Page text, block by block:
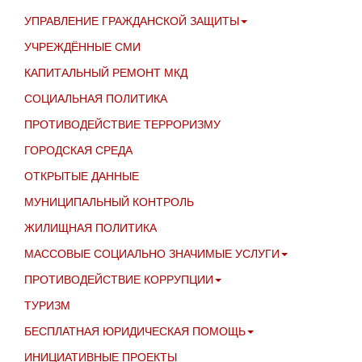
УПРАВЛЕНИЕ ГРАЖДАНСКОЙ ЗАЩИТЫ
УЧРЕЖДЁННЫЕ СМИ
КАПИТАЛЬНЫЙ РЕМОНТ МКД
СОЦИАЛЬНАЯ ПОЛИТИКА
ПРОТИВОДЕЙСТВИЕ ТЕРРОРИЗМУ
ГОРОДСКАЯ СРЕДА
ОТКРЫТЫЕ ДАННЫЕ
МУНИЦИПАЛЬНЫЙ КОНТРОЛЬ
ЖИЛИЩНАЯ ПОЛИТИКА
МАССОВЫЕ СОЦИАЛЬНО ЗНАЧИМЫЕ УСЛУГИ
ПРОТИВОДЕЙСТВИЕ КОРРУПЦИИ
ТУРИЗМ
БЕСПЛАТНАЯ ЮРИДИЧЕСКАЯ ПОМОЩЬ
ИНИЦИАТИВНЫЕ ПРОЕКТЫ